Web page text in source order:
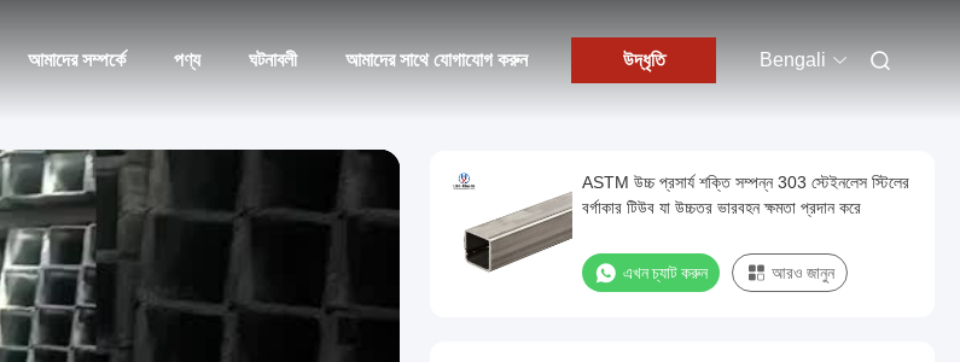
আমাদের সম্পর্কে পণ্য ঘটনাবলী আমাদের সাথে যোগাযোগ করুন উদ্ধৃতি Bengali
ASTM উচ্চ প্রসার্য শক্তি সম্পন্ন 303 স্টেইনলেস স্টিলের
বর্গাকার টিউব যা উচ্চতর ভারবহন ক্ষমতা প্রদান করে
এখন চ্যাট করুন আরও জানুন